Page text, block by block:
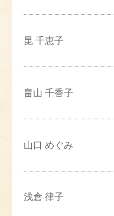
昆 千恵子
畠山 千香子
山口 めぐみ
浅倉 律子